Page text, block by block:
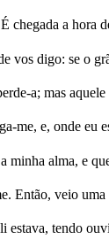
chegada a
vos digo: se o
a; mas
me, e, onde eu
minha alma, e
Então, veio
estava, tendo